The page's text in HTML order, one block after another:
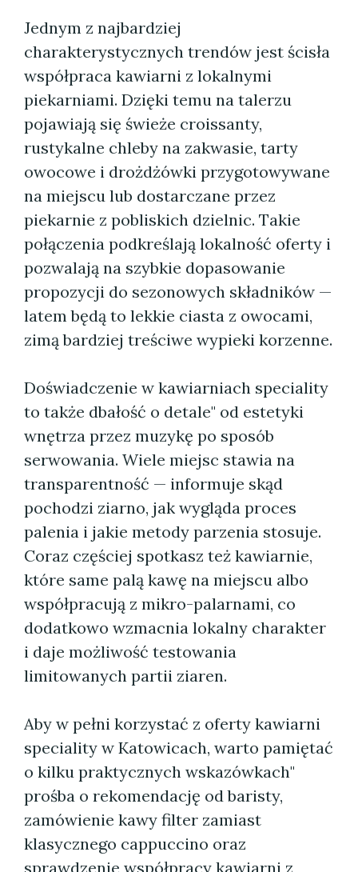
Jednym z najbardziej
charakterystycznych trendów jest ścisła
współpraca kawiarni z lokalnymi
piekarniami. Dzięki temu na talerzu
pojawiają się świeże croissanty,
rustykalne chleby na zakwasie, tarty
owocowe i drożdżówki przygotowywane
na miejscu lub dostarczane przez
piekarnie z pobliskich dzielnic. Takie
połączenia podkreślają lokalność oferty i
pozwalają na szybkie dopasowanie
propozycji do sezonowych składników —
latem będą to lekkie ciasta z owocami,
zimą bardziej treściwe wypieki korzenne.
Doświadczenie w kawiarniach speciality
to także dbałość o detale" od estetyki
wnętrza przez muzykę po sposób
serwowania. Wiele miejsc stawia na
transparentność — informuje skąd
pochodzi ziarno, jak wygląda proces
palenia i jakie metody parzenia stosuje.
Coraz częściej spotkasz też kawiarnie,
które same palą kawę na miejscu albo
współpracują z mikro-palarnami, co
dodatkowo wzmacnia lokalny charakter
i daje możliwość testowania
limitowanych partii ziaren.
Aby w pełni korzystać z oferty kawiarni
speciality w Katowicach, warto pamiętać
o kilku praktycznych wskazówkach"
prośba o rekomendację od baristy,
zamówienie kawy filter zamiast
klasycznego cappuccino oraz
sprawdzenie współpracy kawiarni z